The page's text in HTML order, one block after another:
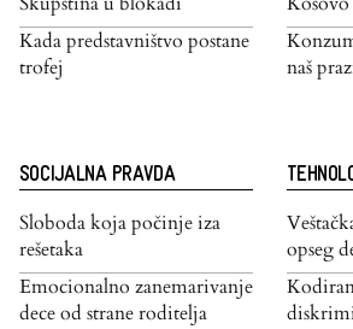
Kada predstavništvo postane
trofej
naš
SOCIJALNA PRAVDA
Sloboda koja počinje iza
rešetaka
Emocionalno zanemarivanje
dece od strane roditelja
opseg